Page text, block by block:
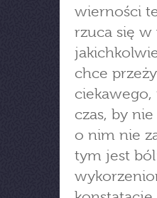
wierności
rzuca się
chce
czas, by
o nim nie
tym jest